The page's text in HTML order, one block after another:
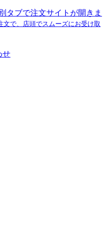
別タブで注文サイトが開きま
で、店頭でスムーズにお受け取
せ